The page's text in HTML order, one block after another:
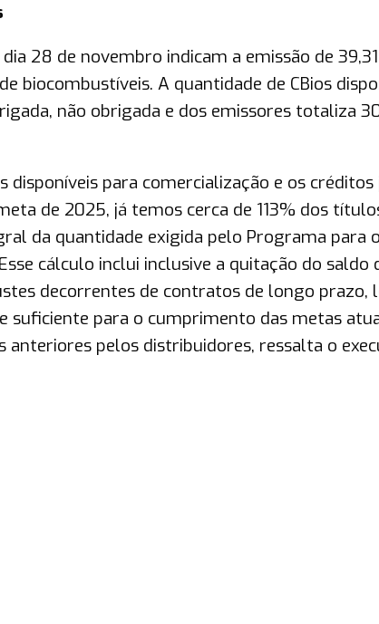
dia 28 de novembro indicam a emissão de
biocombustíveis. A quantidade de CBios
não obrigada e dos emissores totaliza
disponíveis para comercialização e os
de 2025, já temos cerca de 113% dos
da quantidade exigida pelo Programa para
cálculo inclui inclusive a quitação do
decorrentes de contratos de longo
suficiente para o cumprimento das metas
anteriores pelos distribuidores, ressalta o